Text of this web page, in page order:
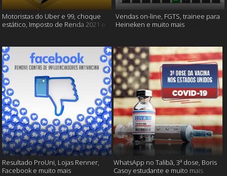
Motoristas do Uber e 99, choque
estático, Imposto de Renda 2021 e
Vendas on-line, FGTS, trainee para
Heineken e muito mais
Resultado ProUni, Lojas Renner,
Facebook e muito mais
WhatsApp no Talibã, 3ª dose, Boris
Casoy estudante e muito mais